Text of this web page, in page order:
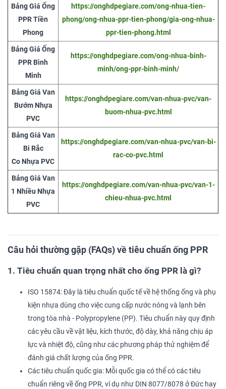
Bảng Giá Ống
PPR Tiền
Phong
https://onghdpegiare.com/ong-nhua-tien-
phong/ong-nhua-ppr-tien-phong/gia-ong-nhua-
ppr-tien-phong.html
Bảng Giá Ống
PPR Bình
Minh
https://onghdpegiare.com/ong-nhua-binh-
minh/ong-ppr-binh-minh/
Bảng Giá Van
Bướm Nhựa
PVC
https://onghdpegiare.com/van-nhua-pvc/van-
buom-nhua-pvc.html
Bảng Giá Van
Bi Rắc
Co Nhựa PVC
https://onghdpegiare.com/van-nhua-pvc/van-bi-
rac-co-pvc.html
Bảng Giá Van
1 Nhiều Nhựa
PVC
https://onghdpegiare.com/van-nhua-pvc/van-1-
chieu-nhua-pvc.html
Câu hỏi thường gặp (FAQs) về tiêu chuẩn ống PPR
1. Tiêu chuẩn quan trọng nhất cho ống PPR là gì?
ISO 15874: Đây là tiêu chuẩn quốc tế về hệ thống ống và phụ
kiện nhựa dùng cho việc cung cấp nước nóng và lạnh bên
trong tòa nhà - Polypropylene (PP). Tiêu chuẩn này quy định
các yêu cầu về vật liệu, kích thước, độ dày, khả năng chịu áp
lực và nhiệt độ, cũng như các phương pháp thử nghiệm để
đánh giá chất lượng của ống PPR.
Các tiêu chuẩn quốc gia: Mỗi quốc gia có thể có các tiêu
chuẩn riêng về ống PPR, ví dụ như DIN 8077/8078 ở Đức hay